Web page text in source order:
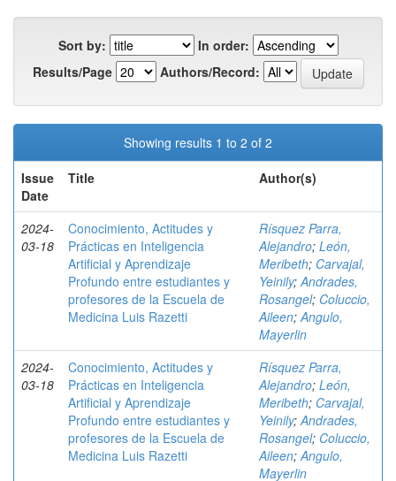
Sort by:
In order:
Results/Page
Authors/Record:
Showing results 1 to 2 of 2
Issue
Date
Title Author(s)
2024-
03-18
Conocimiento, Actitudes y
Prácticas en Inteligencia
Artificial y Aprendizaje
Profundo entre estudiantes y
profesores de la Escuela de
Medicina Luis Razetti
Rísquez Parra,
Alejandro; León,
Meribeth; Carvajal,
Yeinily;Andrades,
Rosangel; Coluccio,
Aileen;Angulo,
Mayerlin
2024-
03-18
Conocimiento, Actitudes y
Prácticas en Inteligencia
Artificial y Aprendizaje
Profundo entre estudiantes y
profesores de la Escuela de
Medicina Luis Razetti
Rísquez Parra,
Alejandro; León,
Meribeth; Carvajal,
Yeinily;Andrades,
Rosangel; Coluccio,
Aileen;Angulo,
Mayerlin